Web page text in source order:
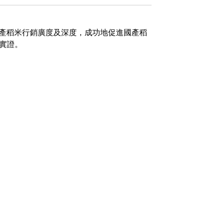
稻米行銷廣度及深度，成功地促進國產稻
證。